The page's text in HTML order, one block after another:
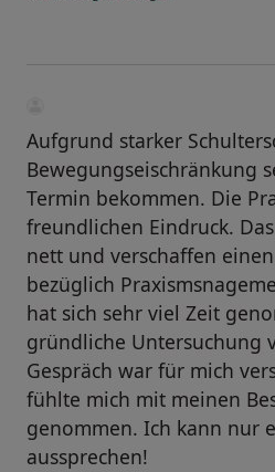
Aufgrund starker
Bewegungseischränkung
Termin bekommen. Die
freundlichen Eindruck.
nett und verschaffen
bezüglich
hat sich sehr viel Zeit
gründliche Untersuchung
Gespräch war für mich
fühlte mich mit meinen
genommen. Ich kann nur
aussprechen!